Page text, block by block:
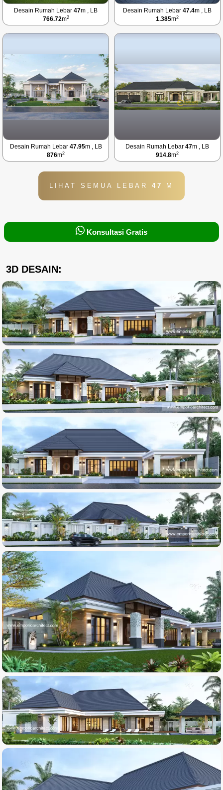
Desain Rumah Lebar 47m , LB
766.72m2
Desain Rumah Lebar 47.4m , LB
1.385m2
Desain Rumah Lebar 47.95m , LB
876m2
Desain Rumah Lebar 47m , LB
914.8m2
LIHAT SEMUA LEBAR 47 M
Konsultasi Gratis
3D DESAIN: